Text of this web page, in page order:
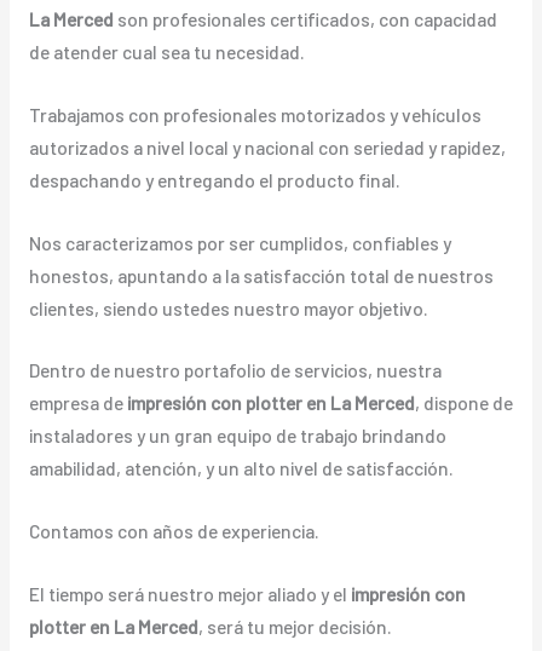
La Merced son profesionales certificados, con capacidad
de atender cual sea tu necesidad.
Trabajamos con profesionales motorizados y vehículos
autorizados a nivel local y nacional con seriedad y rapidez,
despachando y entregando el producto final.
Nos caracterizamos por ser cumplidos, confiables y
honestos, apuntando a la satisfacción total de nuestros
clientes, siendo ustedes nuestro mayor objetivo.
Dentro de nuestro portafolio de servicios, nuestra
empresa de impresión con plotter en La Merced, dispone de
instaladores y un gran equipo de trabajo brindando
amabilidad, atención, y un alto nivel de satisfacción.
Contamos con años de experiencia.
El tiempo será nuestro mejor aliado y el impresión con
plotter en La Merced, será tu mejor decisión.